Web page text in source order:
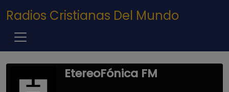
Pasar al contenido principal
Radios Cristianas Del Mundo
EtereoFónica FM